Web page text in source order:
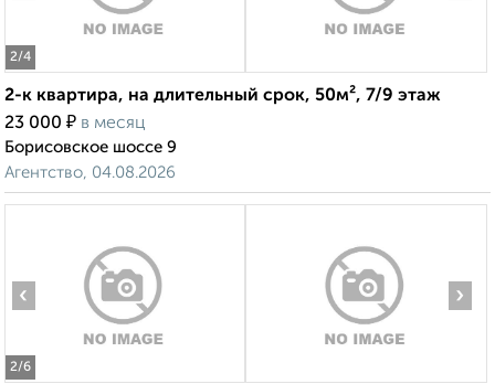
2/4
2-к квартира, на длительный срок, 50м², 7/9 этаж
23 000 ₽ в месяц
Борисовское шоссе 9
Агентство, 04.08.2026
2/6
‹ ›